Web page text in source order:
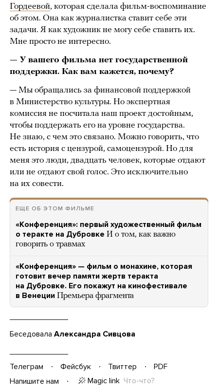
Гордеевой, которая сделала фильм-воспоминание
об этом. Она как журналистка ставит себе эти
задачи. Я как художник не могу себе ставить их.
Мне просто не интересно.
— У вашего фильма нет государственной
поддержки. Как вам кажется, почему?
— Мы обращались за финансовой поддержкой
в Министерство культуры. Но экспертная
комиссия не посчитала наш проект достойным,
чтобы поддержать его на уровне государства.
Не знаю, с чем это связано. Можно говорить, что
есть история с цензурой, самоцензурой. Но для
меня это люди, двадцать человек, которые отдают
или не отдают свой голос. Это исключительно
на их совести.
ЕЩЕ ОБ ЭТОМ ФИЛЬМЕ
«Конференция»: первый художественный фильм
о теракте на Дубровке И о том, как важно
говорить о травмах
«Конференция» — фильм о монахине, которая
готовит вечер памяти жертв теракта
на Дубровке. Его покажут на кинофестивале
в Венеции Премьера фрагмента
Беседовала Александра Сивцова
Телеграм Фейсбук Твиттер
PDF
Напишите нам
Magic link Что-что?